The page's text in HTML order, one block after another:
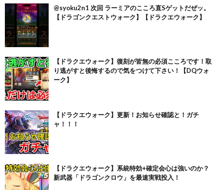
@syoku2n1 次回 ラーミアのこころ直Sゲットだぜッ。
【ドラゴンクエストウォーク】【ドラクエウォーク】
【ドラクエウォーク】復刻が皆無の必須こころです！取
り逃がすと後悔するので気をつけて下さい！【DQウォ
ーク】
【ドラクエウォーク】更新！お知らせ確認と！ガチ
ャ！！！
【ドラクエウォーク】系統特効+確定会心は強いのか？
新武器「ドラゴンクロウ」を最速実戦投入！